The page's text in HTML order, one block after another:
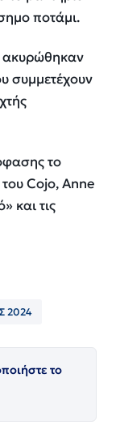
ποτάμι.
ακυρώθηκαν
συμμετέχουν
το
Cojo, Anne
και τις
2024
το